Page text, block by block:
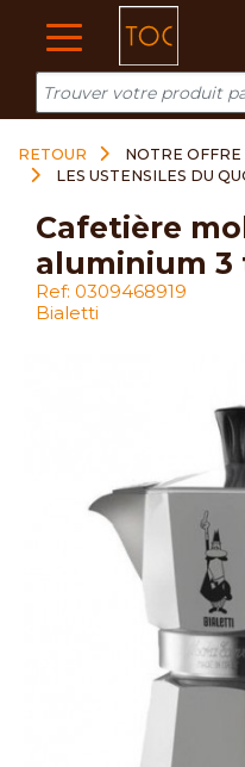
RETOUR NOTRE OFFRE
LES USTENSILES DU
cafetière moka express
aluminium 3
Ref: 0309468919
Bialetti
Cookies management panel